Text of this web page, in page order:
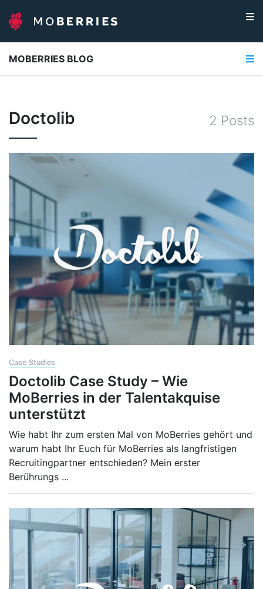
MOBERRIES BLOG
Doctolib 2 Posts
Case Studies
Doctolib Case Study – Wie
MoBerries in der Talentakquise
unterstützt
Wie habt Ihr zum ersten Mal von MoBerries gehört und
warum habt Ihr Euch für MoBerries als langfristigen
Recruitingpartner entschieden? Mein erster
Berührungs ...